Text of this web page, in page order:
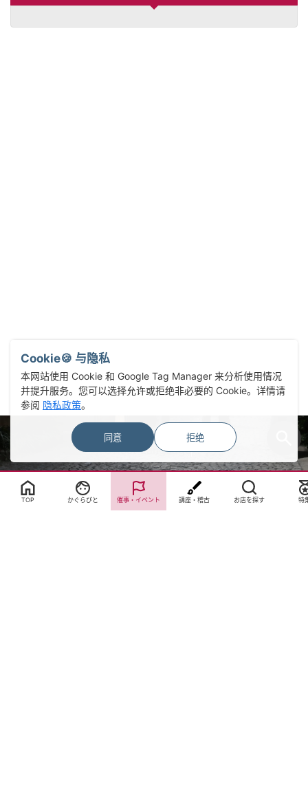
Select Language▼
TOP かぐらびと 催事・イベント 講座・稽古 お店を探す 特
Cookie🍪 与隐私
本网站使用 Cookie 和 Google Tag Manager 来分析使用情况
并提升服务。您可以选择允许或拒绝非必要的 Cookie。详情请
参阅 隐私政策。
同意 拒绝